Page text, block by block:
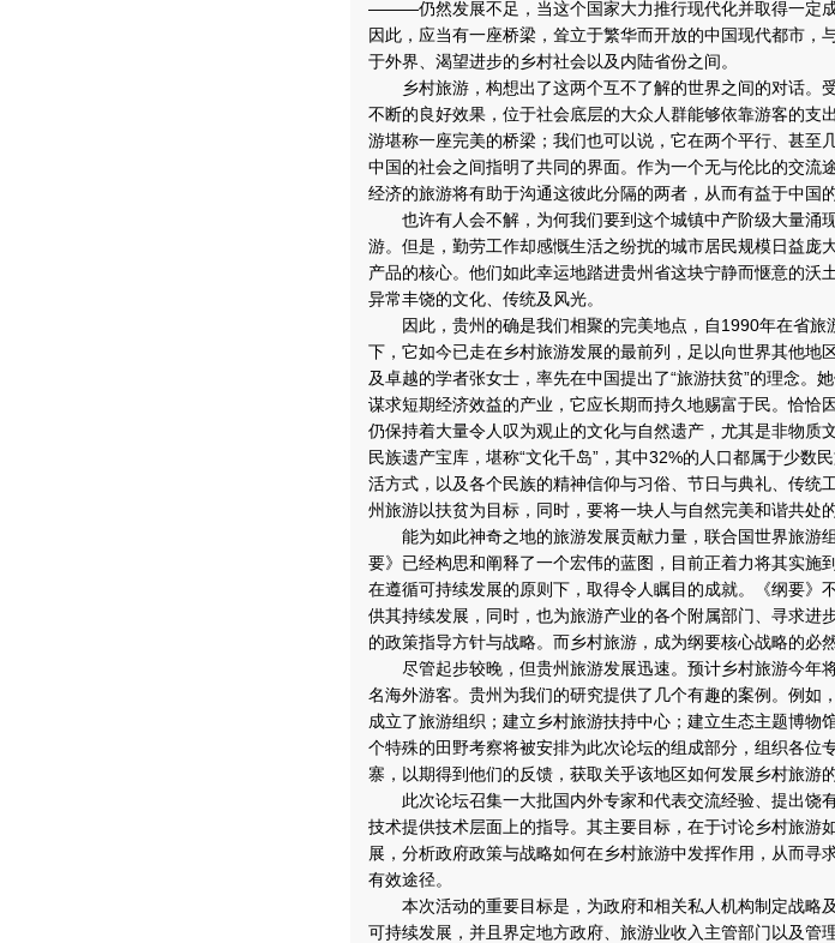
———仍然发展不足，当这个国家大力推行现代化并取得一定成
因此，应当有一座桥梁，耸立于繁华而开放的中国现代都市，
于外界、渴望进步的乡村社会以及内陆省份之间。
乡村旅游，构想出了这两个互不了解的世界之间的对话。
不断的良好效果，位于社会底层的大众人群能够依靠游客的支
游堪称一座完美的桥梁；我们也可以说，它在两个平行、甚至
中国的社会之间指明了共同的界面。作为一个无与伦比的交流
经济的旅游将有助于沟通这彼此分隔的两者，从而有益于中国
也许有人会不解，为何我们要到这个城镇中产阶级大量涌
游。但是，勤劳工作却感慨生活之纷扰的城市居民规模日益庞
产品的核心。他们如此幸运地踏进贵州省这块宁静而惬意的沃
异常丰饶的文化、传统及风光。
因此，贵州的确是我们相聚的完美地点，自1990年在省旅
下，它如今已走在乡村旅游发展的最前列，足以向世界其他地
及卓越的学者张女士，率先在中国提出了“旅游扶贫”的理念。
谋求短期经济效益的产业，它应长期而持久地赐富于民。恰恰
仍保持着大量令人叹为观止的文化与自然遗产，尤其是非物质
民族遗产宝库，堪称“文化千岛”，其中32%的人口都属于少数
活方式，以及各个民族的精神信仰与习俗、节日与典礼、传统
州旅游以扶贫为目标，同时，要将一块人与自然完美和谐共处
能为如此神奇之地的旅游发展贡献力量，联合国世界旅游
要》已经构思和阐释了一个宏伟的蓝图，目前正着力将其实施
在遵循可持续发展的原则下，取得令人瞩目的成就。《纲要》
供其持续发展，同时，也为旅游产业的各个附属部门、寻求进
的政策指导方针与战略。而乡村旅游，成为纲要核心战略的必然
尽管起步较晚，但贵州旅游发展迅速。预计乡村旅游今年
名海外游客。贵州为我们的研究提供了几个有趣的案例。例如
成立了旅游组织；建立乡村旅游扶持中心；建立生态主题博物
个特殊的田野考察将被安排为此次论坛的组成部分，组织各位
寨，以期得到他们的反馈，获取关乎该地区如何发展乡村旅游的
此次论坛召集一大批国内外专家和代表交流经验、提出饶
技术提供技术层面上的指导。其主要目标，在于讨论乡村旅游
展，分析政府政策与战略如何在乡村旅游中发挥作用，从而寻
有效途径。
本次活动的重要目标是，为政府和相关私人机构制定战略
可持续发展，并且界定地方政府、旅游业收入主管部门以及管